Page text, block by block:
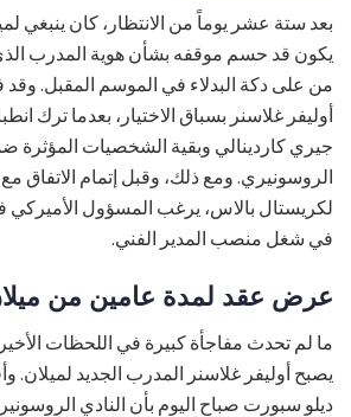
بعد ستة عشر يوماً من الانتظار، كان ينبغي
يكون قد حسم موقفه بشأن هوية المدرب
من على دكة البدلاء في الموسم المقبل. وقد
أوليفر غلاسنر بسباق الاختيار، بعدما ترك
جيري كاردينالي وبقية الشخصيات
الروسونيري. ومع ذلك، وقبل إتمام الاتفاق
لكريستال بالاس، يرغب المسؤول الأميركي
في شغل منصب المدير الفني.
عرض عقد لمدة عامين من
ما لم تحدث مفاجأة كبيرة في اللحظات
يصبح أوليفر غلاسنر المدرب الجديد لميلان.
ديلو سبورت صباح اليوم بأن النادي